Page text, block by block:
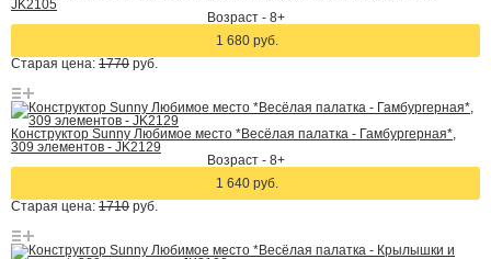
JK2105
Возраст - 8+
1 680 руб.
Старая цена: 1770 руб.
Конструктор Sunny Любимое место *Весёлая палатка - Гамбургерная*,
309 элементов - JK2129
Возраст - 8+
1 640 руб.
Старая цена: 1710 руб.